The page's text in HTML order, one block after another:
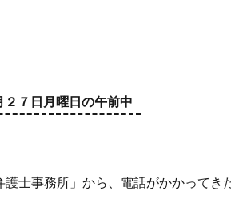
２７日月曜日の午前中
護士事務所」から、電話がかかってき